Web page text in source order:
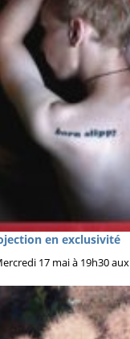
en exclusivité
17 mai à 19h30